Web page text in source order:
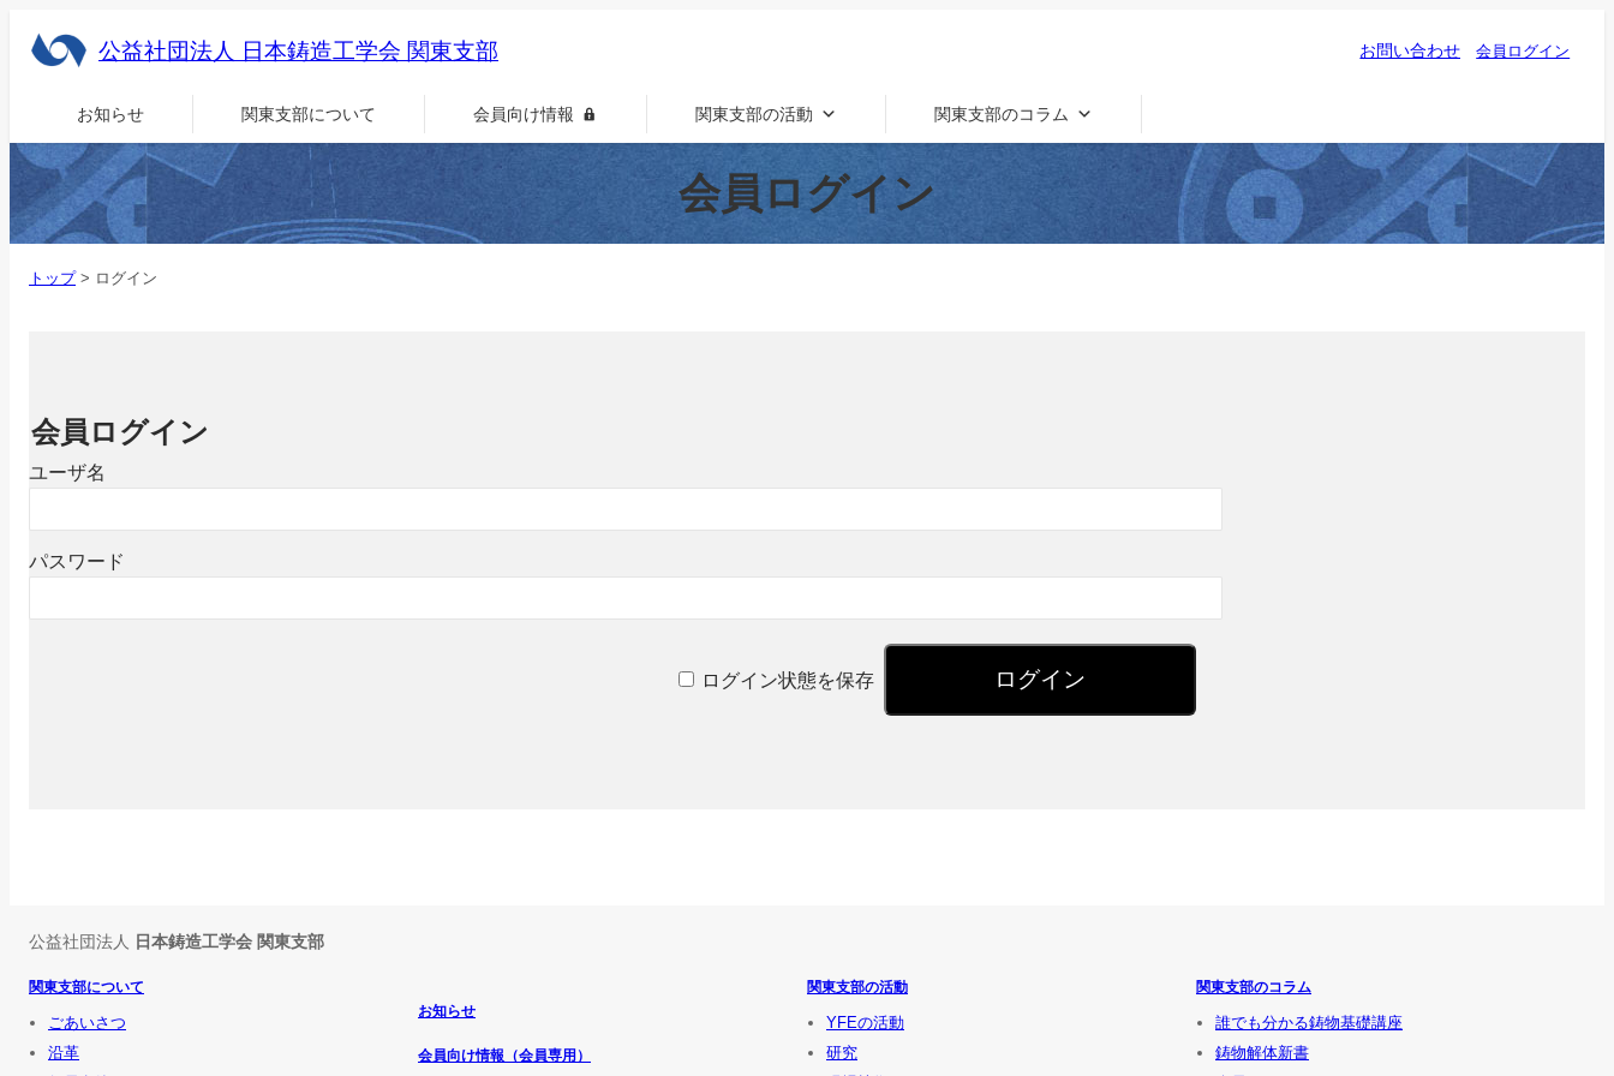
公益社団法人 日本鋳造工学会 関東支部 お問い合わせ 会員ログイン
お知らせ 関東支部について 会員向け情報 関東支部の活動 関東支部のコラム
会員ログイン
トップ> ログイン
会員ログイン
ユーザ名
パスワード
ログイン状態を保存
公益社団法人 日本鋳造工学会 関東支部
関東支部について
ごあいさつ
沿革
お知らせ
会員向け情報（会員専用）
関東支部の活動
YFEの活動
研究
関東支部のコラム
誰でも分かる鋳物基礎講座
鋳物解体新書